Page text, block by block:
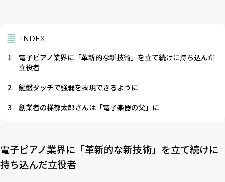
INDEX
1
電子ピアノ業界に「革新的な新技術」を立て続けに持ち込んだ
立役者
2
鍵盤タッチで強弱を表現できるように
3
創業者の梯郁太郎さんは「電子楽器の父」に
電子ピアノ業界に「革新的な新技術」を立て続けに
持ち込んだ立役者